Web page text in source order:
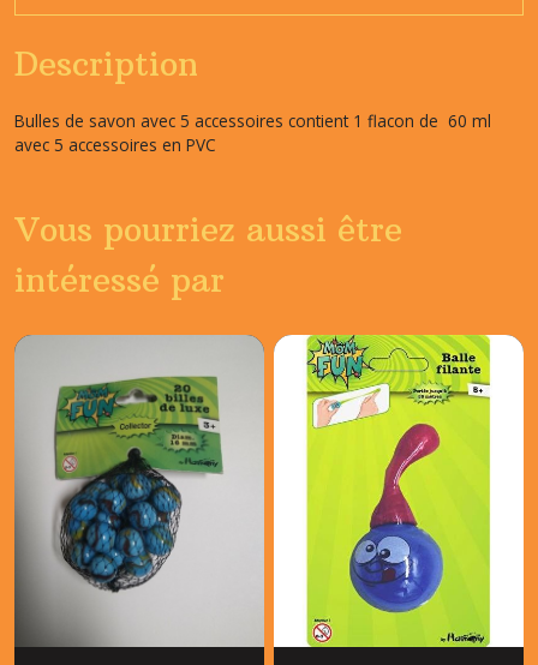
Description
Bulles de savon avec 5 accessoires contient 1 flacon de 60 ml
avec 5 accessoires en PVC
Vous pourriez aussi être
intéressé par